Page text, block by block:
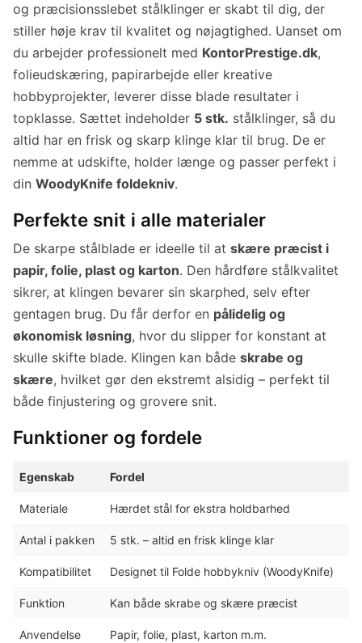
og præcisionsslebet stålklinger er skabt til dig, der
stiller høje krav til kvalitet og nøjagtighed. Uanset om
du arbejder professionelt med KontorPrestige.dk,
folieudskæring, papirarbejde eller kreative
hobbyprojekter, leverer disse blade resultater i
topklasse. Sættet indeholder 5 stk. stålklinger, så du
altid har en frisk og skarp klinge klar til brug. De er
nemme at udskifte, holder længe og passer perfekt i
din WoodyKnife foldekniv.
Perfekte snit i alle materialer
De skarpe stålblade er ideelle til at skære præcist i
papir, folie, plast og karton. Den hårdføre stålkvalitet
sikrer, at klingen bevarer sin skarphed, selv efter
gentagen brug. Du får derfor en pålidelig og
økonomisk løsning, hvor du slipper for konstant at
skulle skifte blade. Klingen kan både skrabe og
skære, hvilket gør den ekstremt alsidig – perfekt til
både finjustering og grovere snit.
Funktioner og fordele
Egenskab Fordel
Materiale Hærdet stål for ekstra holdbarhed
Antal i pakken 5 stk. – altid en frisk klinge klar
Kompatibilitet Designet til Folde hobbykniv (WoodyKnife)
Funktion Kan både skrabe og skære præcist
Anvendelse Papir, folie, plast, karton m.m.